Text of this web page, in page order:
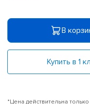
В
Купить в 1
*Цена действительна